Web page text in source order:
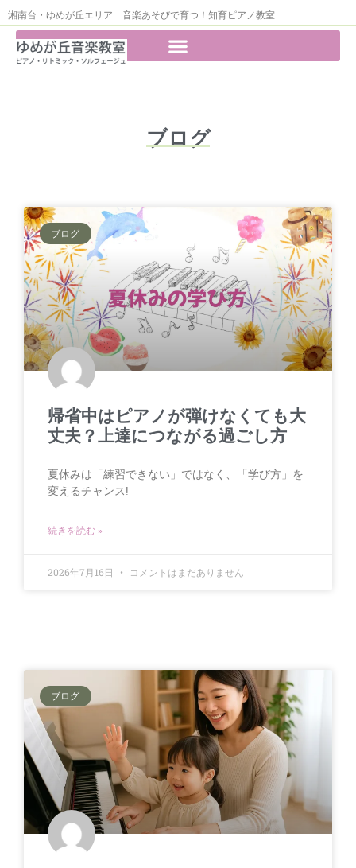
湘南台・ゆめが丘エリア 音楽あそびで育つ！知育ピアノ教室
ブログ
ブログ
帰省中はピアノが弾けなくても大
丈夫？上達につながる過ごし方
夏休みは「練習できない」ではなく、「学び方」を
変えるチャンス!
続きを読む »
2026年7月16日 コメントはまだありません
ブログ